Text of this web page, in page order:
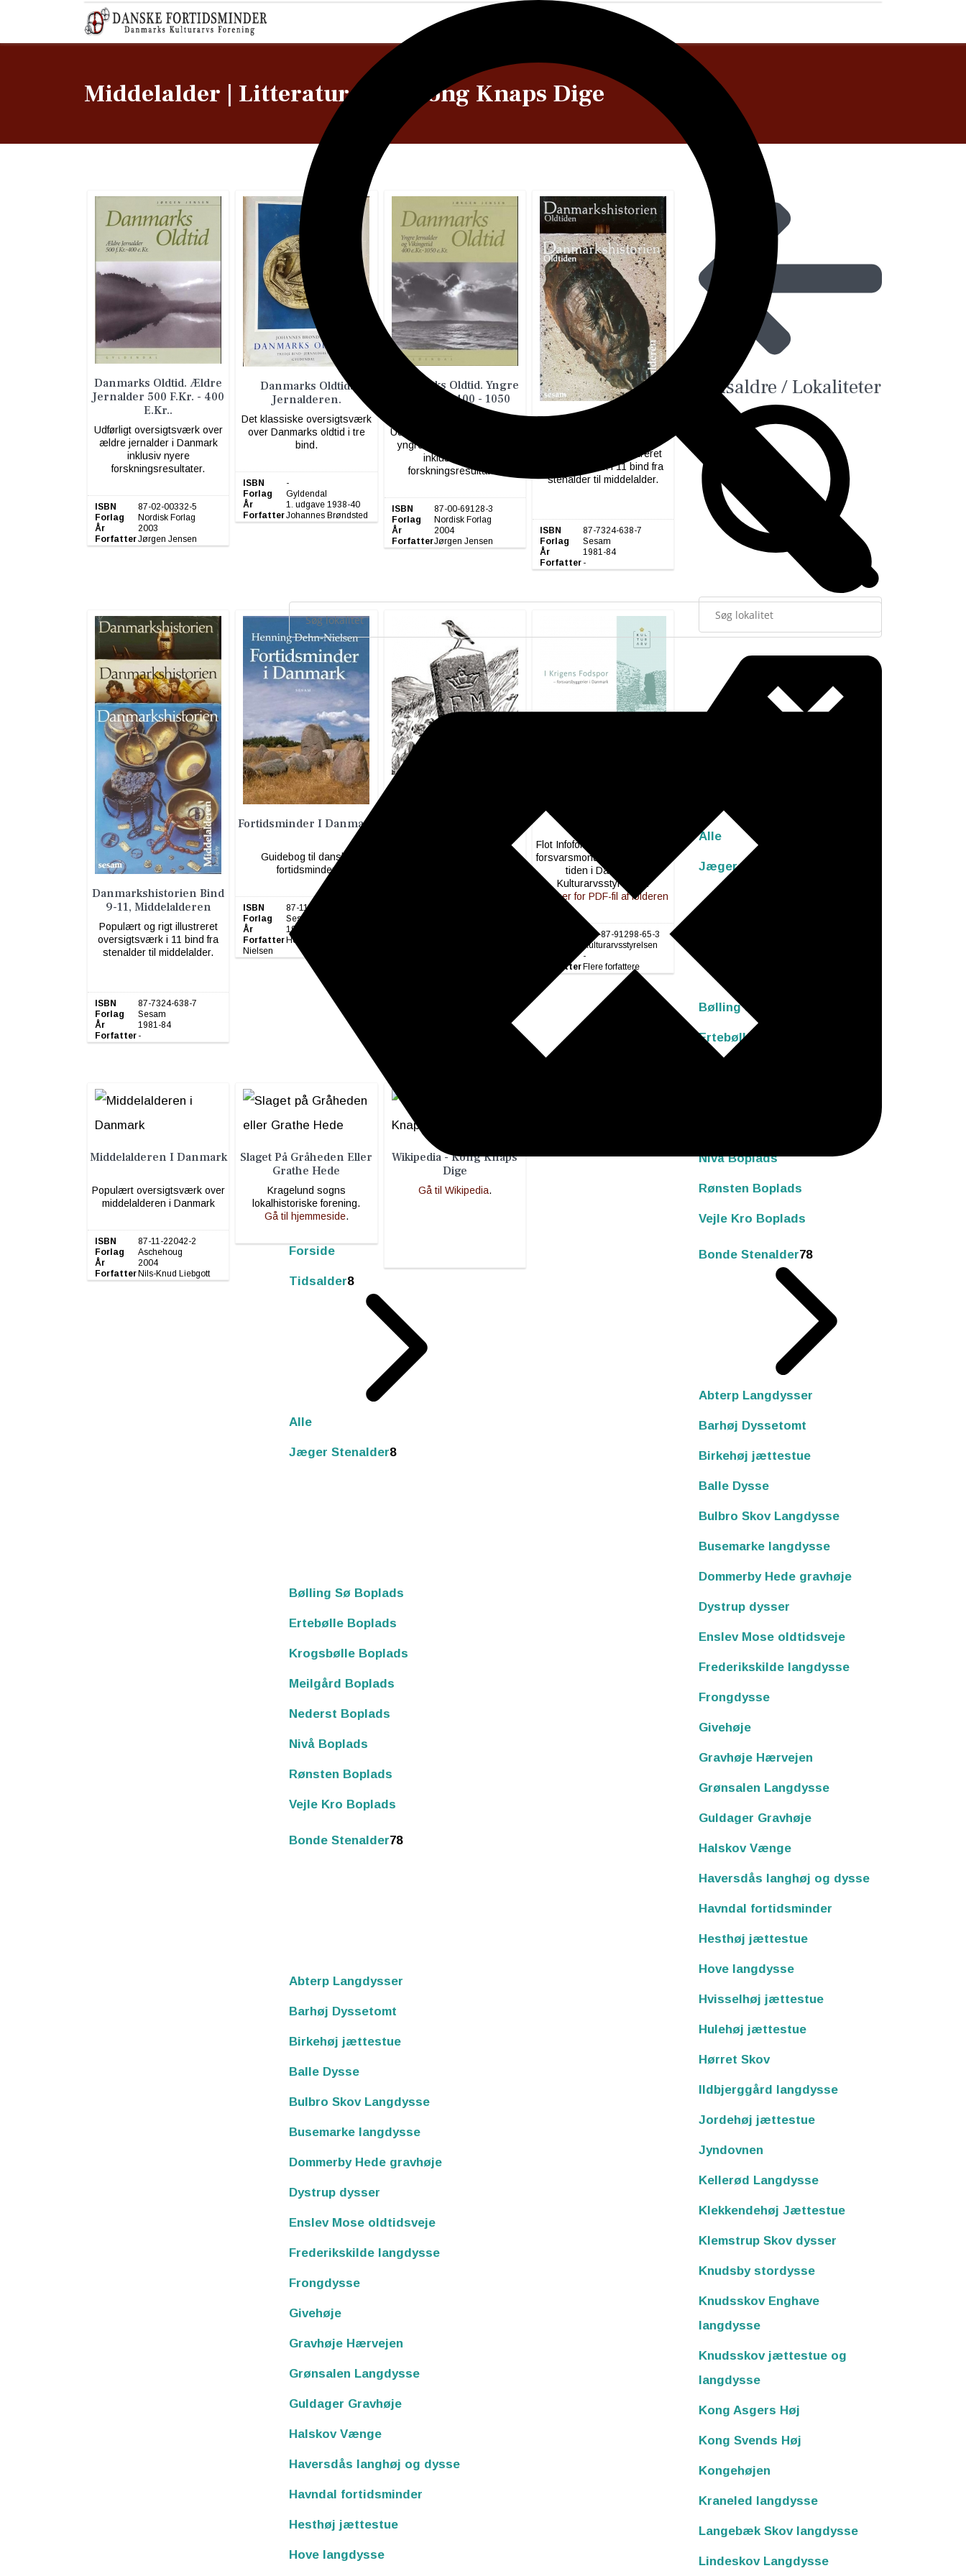
Forside
Tidsalder8
Alle
Jæger Stenalder8
Bølling Sø Boplads
Ertebølle Boplads
Krogsbølle Boplads
Meilgård Boplads
Nederst Boplads
Nivå Boplads
Rønsten Boplads
Vejle Kro Boplads
Bonde Stenalder78
Abterp Langdysser
Barhøj Dyssetomt
Birkehøj jættestue
Balle Dysse
Bulbro Skov Langdysse
Busemarke langdysse
Dommerby Hede gravhøje
Dystrup dysser
Enslev Mose oldtidsveje
Frederikskilde langdysse
Frongdysse
Givehøje
Gravhøje Hærvejen
Grønsalen Langdysse
Guldager Gravhøje
Halskov Vænge
Haversdås langhøj og dysse
Havndal fortidsminder
Hesthøj jættestue
Hove langdysse
Middelalder | Litteratur med Kong Knaps Dige
Danmarks Oldtid. Ældre
Jernalder 500 F.Kr. - 400
E.Kr..
Udførligt oversigtsværk over
ældre jernalder i Danmark
inklusiv nyere
forskningsresultater.
ISBN
87-02-00332-5
Forlag
Nordisk Forlag
År
2003
ForfatterJørgen Jensen
Danmarks Oldtid.
Jernalderen.
Det klassiske oversigtsværk
over Danmarks oldtid i tre
bind.
ISBN
-
Forlag
Gyldendal
År
1. udgave 1938-40
ForfatterJohannes Brøndsted
Danmarks Oldtid. Yngre
Jernalder 400 - 1050
Udførligt oversigtsværk over
yngre jernalderi Danmark
inklusiv nyere
forskningsresultater.
ISBN
87-00-69128-3
Forlag
Nordisk Forlag
År
2004
ForfatterJørgen Jensen
Danmarkshistorien Bind
Populært og rigt illustreret
oversigtsværk i 11 bind fra
stenalder til middelalder.
ISBN
87-7324-638-7
Forlag
Sesam
År
1981-84
Forfatter -
Danmarkshistorien Bind
9-11, Middelalderen
Populært og rigt illustreret
oversigtsværk i 11 bind fra
stenalder til middelalder.
ISBN
87-7324-638-7
Forlag
Sesam
År
1981-84
Forfatter -
Fortidsminder I Danmark
Guidebog til danske
fortidsminder
ISBN
87-11-22229-8
Forlag
Sesam
År
1999
Forfatter Hennning Dehn-
Nielsen
Forsvarsbyggerier I
Flot Infofolder om byggeriet af
forsvarsmonumenter gennem
tiden i Danmark.
Kulturarvsstyrelsen.
Klik her for PDF-fil af folderen
978-87-91298-65-3
Kulturarvsstyrelsen
-
Forfatter Flere forfattere
Middelalderen I Danmark
Populært oversigtsværk over
middelalderen i Danmark
ISBN
87-11-22042-2
Forlag
Aschehoug
År
2004
Forfatter Nils-Knud Liebgott
Slaget På Gråheden Eller
Grathe Hede
Kragelund sogns
lokalhistoriske forening.
Gå til hjemmeside.
Wikipedia - Kong Knaps
Dige
Gå til Wikipedia.
Tidsaldre / Lokaliteter
Alle
Jæger Stenalder
Bølling Sø Boplads
Ertebølle Boplads
Nivå Boplads
Rønsten Boplads
Vejle Kro Boplads
Bonde Stenalder78
Abterp Langdysser
Barhøj Dyssetomt
Birkehøj jættestue
Balle Dysse
Bulbro Skov Langdysse
Busemarke langdysse
Dommerby Hede gravhøje
Dystrup dysser
Enslev Mose oldtidsveje
Frederikskilde langdysse
Frongdysse
Givehøje
Gravhøje Hærvejen
Grønsalen Langdysse
Guldager Gravhøje
Halskov Vænge
Haversdås langhøj og dysse
Havndal fortidsminder
Hesthøj jættestue
Hove langdysse
Hvisselhøj jættestue
Hulehøj jættestue
Hørret Skov
Ildbjerggård langdysse
Jordehøj jættestue
Jyndovnen
Kellerød Langdysse
Klekkendehøj Jættestue
Klemstrup Skov dysser
Knudsby stordysse
Knudsskov Enghave
langdysse
Knudsskov jættestue og
langdysse
Kong Asgers Høj
Kong Svends Høj
Kongehøjen
Kraneled langdysse
Langebæk Skov langdysse
Lindeskov Langdysse